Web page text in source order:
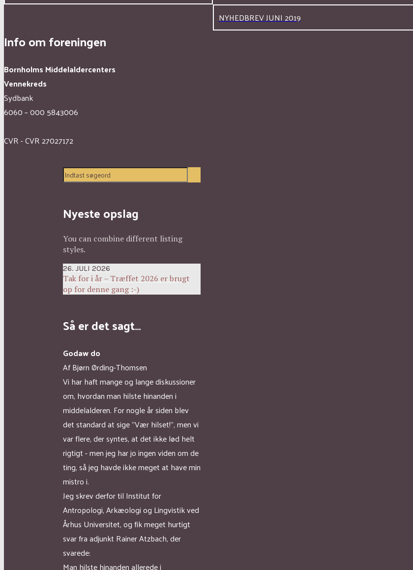
NYHEDBREV JUNI 2019
Info om foreningen
Bornholms Middelaldercenters
Vennekreds
Sydbank
6060 – 000 5843006
CVR - CVR 27027172
Nyeste opslag
You can combine different listing
styles.
26. JULI 2026
Tak for i år – Træffet 2026 er brugt
op for denne gang :-)
Så er det sagt…
Godaw do
Af Bjørn Ørding-Thomsen
Vi har haft mange og lange diskussioner
om, hvordan man hilste hinanden i
middelalderen. For nogle år siden blev
det standard at sige ”Vær hilset!”, men vi
var flere, der syntes, at det ikke lød helt
rigtigt - men jeg har jo ingen viden om de
ting, så jeg havde ikke meget at have min
mistro i.
Jeg skrev derfor til Institut for
Antropologi, Arkæologi og Lingvistik ved
Århus Universitet, og fik meget hurtigt
svar fra adjunkt Rainer Atzbach, der
svarede:
Man hilste hinanden allerede i